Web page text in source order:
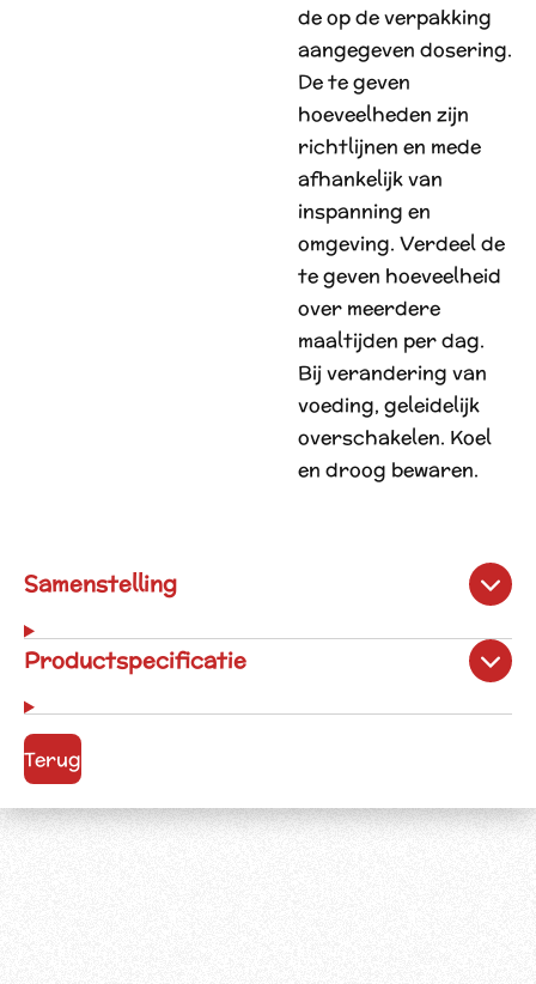
de op de verpakking
aangegeven dosering.
De te geven
hoeveelheden zijn
richtlijnen en mede
afhankelijk van
inspanning en
omgeving. Verdeel de
te geven hoeveelheid
over meerdere
maaltijden per dag.
Bij verandering van
voeding, geleidelijk
overschakelen. Koel
en droog bewaren.
Samenstelling
Productspecificatie
Terug